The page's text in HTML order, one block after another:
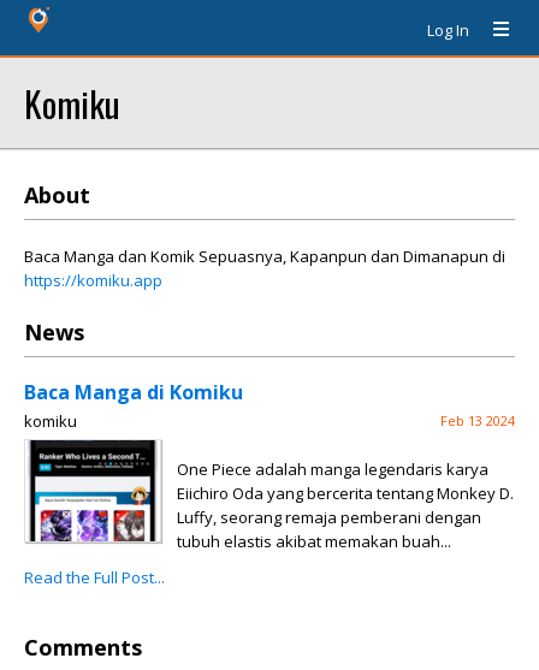
Log In
Komiku
About
Baca Manga dan Komik Sepuasnya, Kapanpun dan Dimanapun di
https://komiku.app
News
Baca Manga di Komiku
komiku Feb 13 2024
One Piece adalah manga legendaris karya
Eiichiro Oda yang bercerita tentang Monkey D.
Luffy, seorang remaja pemberani dengan
tubuh elastis akibat memakan buah...
Read the Full Post...
Comments